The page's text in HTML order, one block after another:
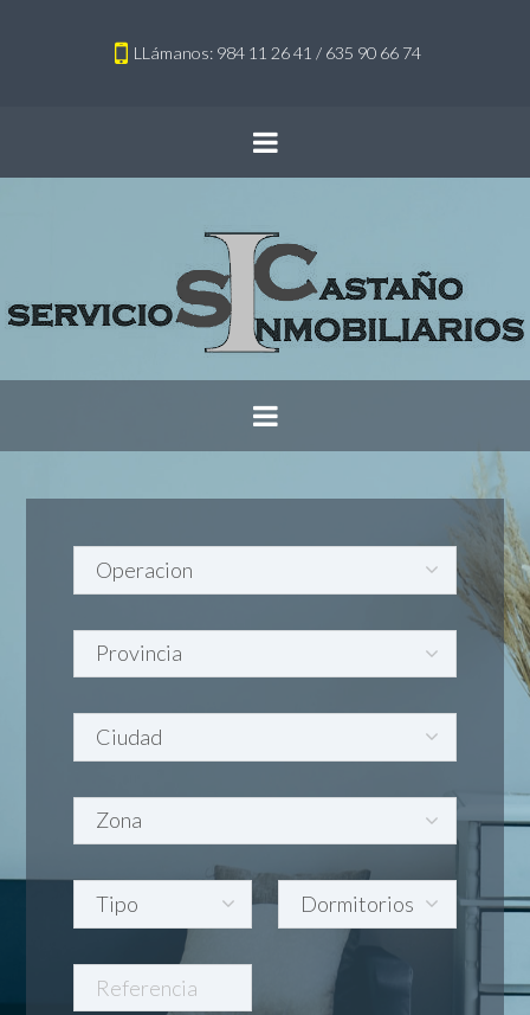
LLámanos: 984 11 26 41 / 635 90 66 74